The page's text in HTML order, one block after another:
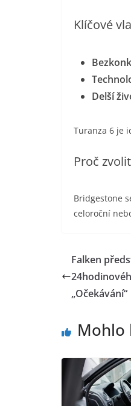
​Klíčové
Delší
​Turanza 6 je
​Proč
​Bridgestone
celoroční
Falken
„Očekávání“
Mohlo